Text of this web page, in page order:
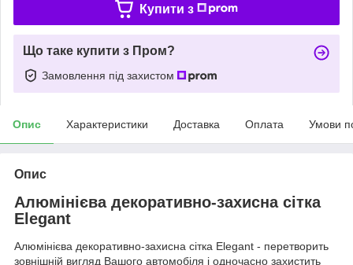
Купити з
Що таке купити з Пром?
Замовлення під захистом
Опис Характеристики Доставка Оплата Умови
Опис
Алюмінієва декоративно-захисна сітка
Elegant
Алюмінієва декоративно-захисна сітка Elegant - перетворить
зовнішній вигляд Вашого автомобіля і одночасно захистить